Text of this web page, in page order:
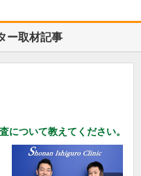
ー取材記事
について教えてください。